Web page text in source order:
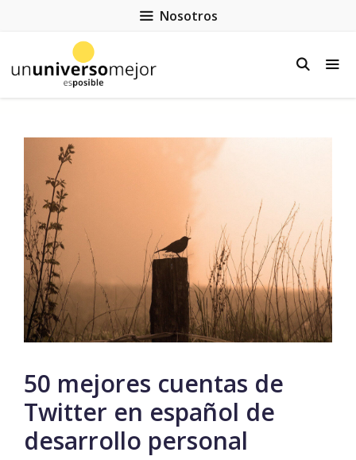
Nosotros
50 mejores cuentas de
Twitter en español de
desarrollo personal